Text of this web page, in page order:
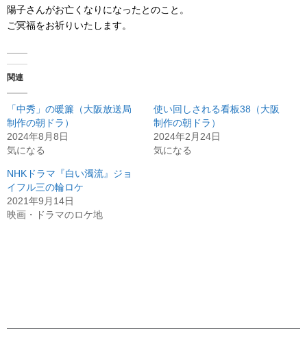
陽子さんがお亡くなりになったとのこと。
ご冥福をお祈りいたします。
関連
「中秀」の暖簾（大阪放送局
制作の朝ドラ）
2024年8月8日
気になる
使い回しされる看板38（大阪
制作の朝ドラ）
2024年2月24日
気になる
NHKドラマ『白い濁流』ジョ
イフル三の輪ロケ
2021年9月14日
映画・ドラマのロケ地